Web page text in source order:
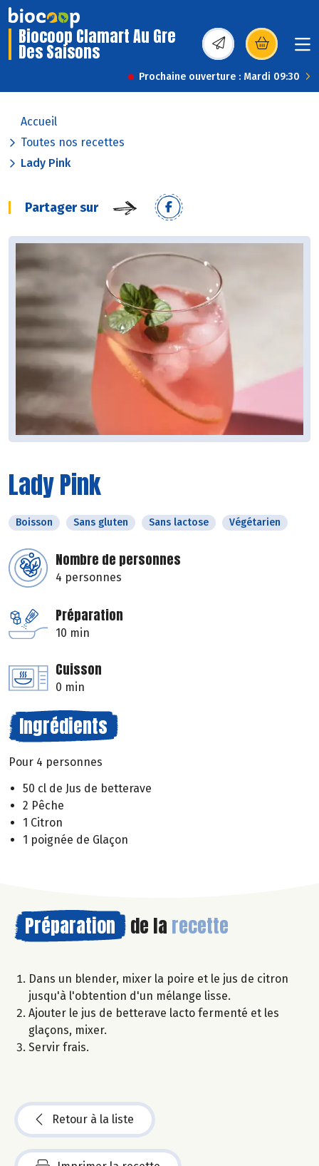
Biocoop Clamart Au Gre
Des Saisons (s’ouvre dans une
Prochaine ouverture : Mardi 09:30
Accueil
Toutes nos recettes
Lady Pink
Partager sur
Lady Pink
Boisson Sans gluten Sans lactose Végétarien
Nombre de personnes
4 personnes
Préparation
10 min
Cuisson
0 min
Ingrédients
Pour 4 personnes
50 cl de Jus de betterave
2 Pêche
1 Citron
1 poignée de Glaçon
Préparation de la recette
Dans un blender, mixer la poire et le jus de citron
jusqu'à l'obtention d'un mélange lisse.
Ajouter le jus de betterave lacto fermenté et les
glaçons, mixer.
Servir frais.
Retour à la liste